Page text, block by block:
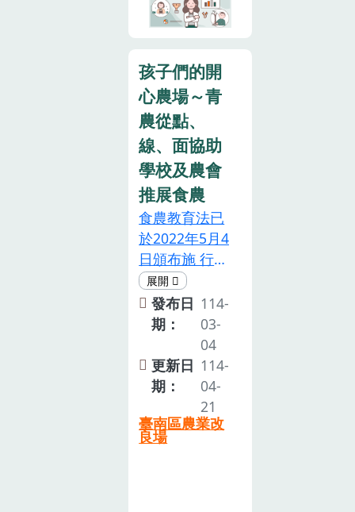
導主體，以農
業技能及知識
食農教育基礎
理念，培力食
農教育種子教
師，期待種子
教師回到校園
能夠多元推動
食農教育，嘉
惠學子，讓食
農教育向下紮
根。
熱烈掌聲。 行
政院雲嘉南區
劉米山 副執行
長致詞肯定本
場持續辦理瓜
果節活 動協助
農產品行銷，
也讚賞種苗業
者培育瓜果新
品種，更表示
在擔任白河區
區長時與本場
互動良好，期
待臺南改良場
持續協助農民
推廣行銷。 科
技處王仕賢處
長以回娘家的
心情說 明瓜果
節的活動歷
史，由臺南市
孩子們的開
心農場～青
農從點、
線、面協助
學校及農會
推展食農
食農教育法已
於2022年5月4
日頒布施 行，
以「支持認同
在地農業、培
養均衡飲食 觀
念、珍惜食物
減少浪費、傳
承與創新飲食
文化、深化飲
食連結農業、
地產地消永續
發布日
期：
114-
03-
04
更新日
期：
114-
04-
21
臺南區農業改
良場